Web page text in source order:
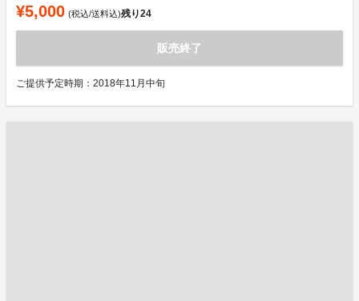
¥5,000 (税込/送料込)残り24
販売終了
ご提供予定時期：2018年11月中旬